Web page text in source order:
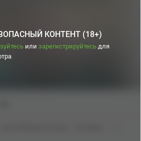
КОНТЕНТ (18+)
или зарегистрируйтесь для